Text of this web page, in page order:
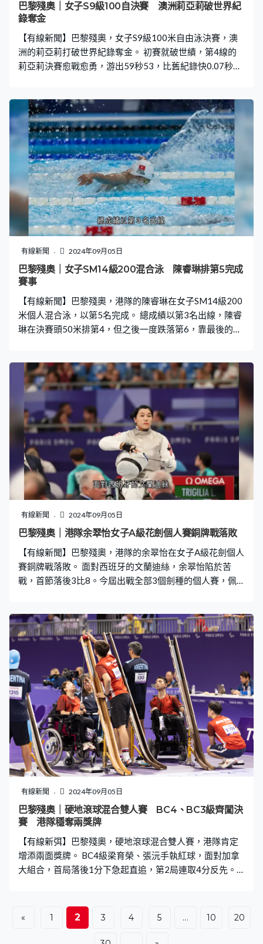
巴黎殘奧｜女子S9級100自決賽 澳洲莉亞莉破世界紀
錄奪金
【有線新聞】巴黎殘奧，女子S9級100米自由泳決賽，澳
洲的莉亞莉打破世界紀錄奪金。 初賽就破世績，第4線的
莉亞莉決賽愈戰愈勇，游出59秒53，比舊紀錄快0.07秒。
有線新聞 2024年09月05日
巴黎殘奧｜女子SM14級200混合泳 陳睿琳排第5完成
賽事
【有線新聞】巴黎殘奧，港隊的陳睿琳在女子SM14級200
米個人混合泳，以第5名完成。 總成績以第3名出線，陳睿
琳在決賽頭50米排第4，但之後一度跌落第6，靠最後的自
有線新聞 2024年09月05日
巴黎殘奧｜港隊余翠怡女子A級花劍個人賽銅牌戰落敗
【有線新聞】巴黎殘奧，港隊的余翠怡在女子A級花劍個人
賽銅牌戰落敗。 面對西班牙的文蘭迪絲，余翠怡陷於苦
戰，首節落後3比8。今屆出戰全部3個劍種的個人賽，佩
翠怡最終都輸11比15，得第4名，將會轉戰重劍個人賽。
有線新聞 2024年09月05日
巴黎殘奧｜硬地滾球混合雙人賽 BC4、BC3級齊闖決
賽 港隊穩奪兩獎牌
【有線新弭】巴黎殘奧，硬地滾球混合雙人賽，港隊肯定
增添兩面獎牌。 BC4級梁育榮、張沅手執紅球，面對加拿
大組合，首局落後1分下急起直追，第2局連取4分反先。
次拍擋出戰殘奧就打入決賽， 梁育榮、張沅都眼泛淚光。
何宛淇、謝德樺BC3級4強，3比2擊敗泰國組合，坐銀望
金，決賽對手是南韓。
« 1 2 3 4 5 ... 10 20